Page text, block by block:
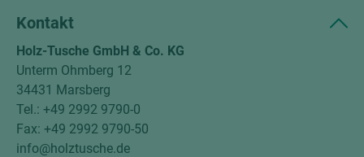
Kontakt
Holz-Tusche GmbH & Co. KG
Unterm Ohmberg 12
34431 Marsberg
Tel.: +49 2992 9790-0
Fax: +49 2992 9790-50
info@holztusche.de